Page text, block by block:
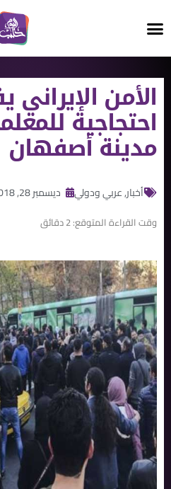
الأمن
احتجاجية
مدينة أصفهان
أخبار,عربي ودولي ديسمبر 28, 2018
وقت القراءة المتوقع:2دقائق